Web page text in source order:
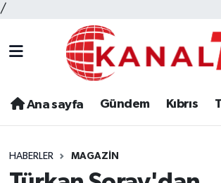
/
Ana sayfa Gündem Kıbrıs
HABERLER MAGAZIN